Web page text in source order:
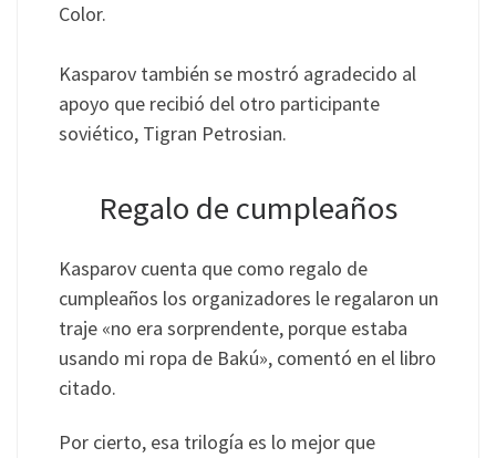
Color.
Kasparov también se mostró agradecido al
apoyo que recibió del otro participante
soviético, Tigran Petrosian.
Regalo de cumpleaños
Kasparov cuenta que como regalo de
cumpleaños los organizadores le regalaron un
traje «no era sorprendente, porque estaba
usando mi ropa de Bakú», comentó en el libro
citado.
Por cierto, esa trilogía es lo mejor que